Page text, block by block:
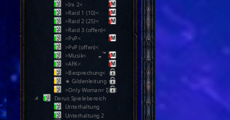
>Ini 2<
>Raid 1 (10)<
>Raid 2 (25)<
>Raid 3 (offen)<
>PvP<
>PvP (offen)<
>Musik<
>AFK<
>Besprechung<
★ Gildenleitung ★
>Only Woman< Ƹ̵̡Ӝ̵̨̄Ʒ
Derus Spielebereich
Unterhaltung
Unterhaltung 2